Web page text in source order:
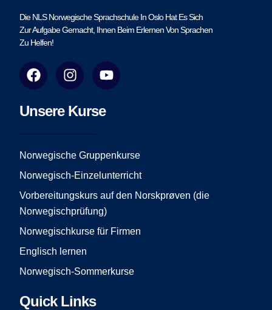
Die NLS Norwegische Sprachschule In Oslo Hat Es Sich
Zur Aufgabe Gemacht, Ihnen Beim Erlernen Von Sprachen
Zu Helfen!
F
a
e
o
o
I
n
t
g
r
m
Y
o
t
e
Unsere Kurse
Norwegische Gruppenkurse
Norwegisch-Einzelunterricht
Vorbereitungskurs auf den Norskprøven (die
Norwegischprüfung)
Norwegischkurse für Firmen
Englisch lernen
Norwegisch-Sommerkurse
Quick Links